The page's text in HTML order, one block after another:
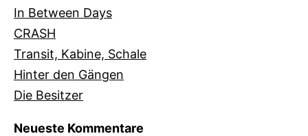
In Between Days
CRASH
Transit, Kabine, Schale
Hinter den Gängen
Die Besitzer
Neueste Kommentare